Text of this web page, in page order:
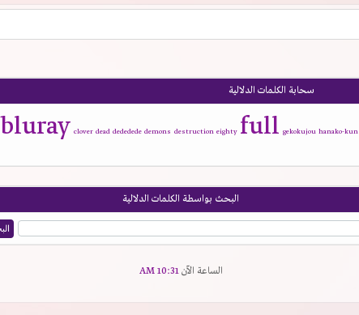
سحابة الكلمات الدلالية
bluray clover dead dededede demons destruction eighty full gekokujou hanako-kun
البحث بواسطة الكلمات الدلالية
الساعة الآن10:31 AM